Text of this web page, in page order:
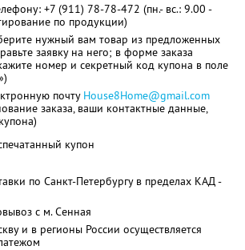
+7 (911) 78-78-472 (пн.- вс.: 9.00 -
по продукции)
нужный вам товар из предложенных
заявку на него; в форме заказа
номер и секретный код купона в поле
почту House8Home@gmail.com
заказа, ваши контактные данные,
купон
по Санкт-Петербургу в пределах КАД -
с м. Сенная
и в регионы России осуществляется